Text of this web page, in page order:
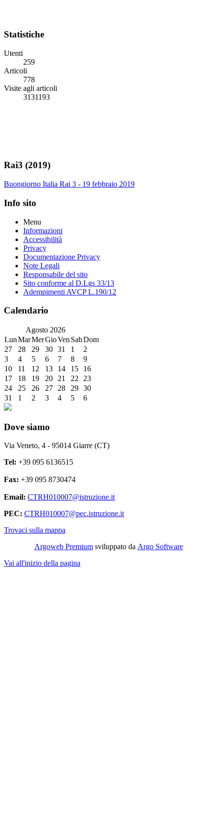
Statistiche
Utenti
259
Articoli
778
Visite agli articoli
3131193
Rai3 (2019)
Buongiorno Italia Rai 3 - 19 febbraio 2019
Info sito
Menu
Informazioni
Accessibilità
Privacy
Documentazione Privacy
Note Legali
Responsabile del sito
Sito conforme al D.Lgs 33/13
Adempimenti AVCP L.190/12
Calendario
Agosto 2026
LunMarMerGioVen SabDom
27
28 29 30 31 1
2
3
4 5 6 7 8
9
10
11 12 13 14 15
16
17
18 19 20 21 22
23
24
25 26 27 28 29 30
31
1 2 3 4 5 6
Dove siamo
Via Veneto, 4 - 95014 Giarre (CT)
Tel: +39 095 6136515
Fax: +39 095 8730474
Email: CTRH010007@istruzione.it
PEC: CTRH010007@pec.istruzione.it
Trovaci sulla mappa
Argoweb Premiumsviluppato da Argo Software
Vai all'inizio della pagina